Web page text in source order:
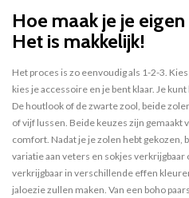
Hoe maak je je
Het is makkelijk!
Het proces is zo eenvoudig als 1-2-3.
kies je accessoire en je bent klaar. Je
De houtlook of de zwarte zool, beide
of vijf lussen. Beide keuzes zijn gemaakt
comfort. Nadat je je zolen hebt gekozen,
variatie aan veters en sokjes verkrijgbaar
verkrijgbaar in verschillende effen
jaloezie zullen maken. Van een boho